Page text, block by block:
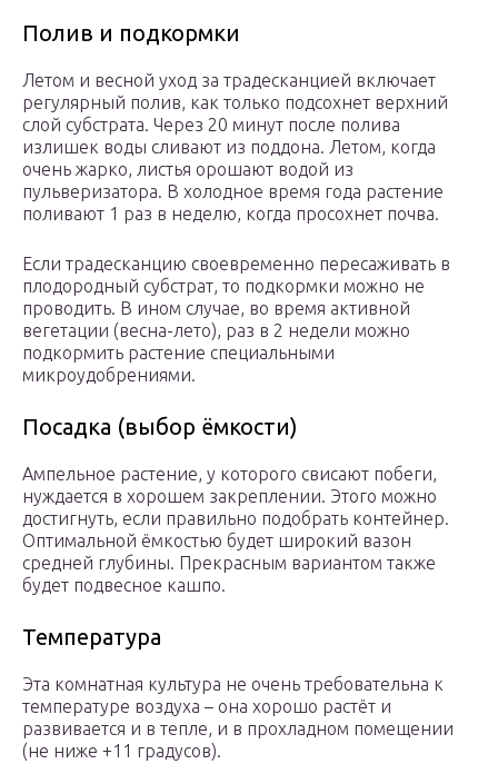
Полив и подкормки
Летом и весной уход за традесканцией включает
регулярный полив, как только подсохнет верхний
слой субстрата. Через 20 минут после полива
излишек воды сливают из поддона. Летом, когда
очень жарко, листья орошают водой из
пульверизатора. В холодное время года растение
поливают 1 раз в неделю, когда просохнет почва.
Если традесканцию своевременно пересаживать в
плодородный субстрат, то подкормки можно не
проводить. В ином случае, во время активной
вегетации (весна-лето), раз в 2 недели можно
подкормить растение специальными
микроудобрениями.
Посадка (выбор ёмкости)
Ампельное растение, у которого свисают побеги,
нуждается в хорошем закреплении. Этого можно
достигнуть, если правильно подобрать контейнер.
Оптимальной ёмкостью будет широкий вазон
средней глубины. Прекрасным вариантом также
будет подвесное кашпо.
Температура
Эта комнатная культура не очень требовательна к
температуре воздуха – она хорошо растёт и
развивается и в тепле, и в прохладном помещении
(не ниже +11 градусов).